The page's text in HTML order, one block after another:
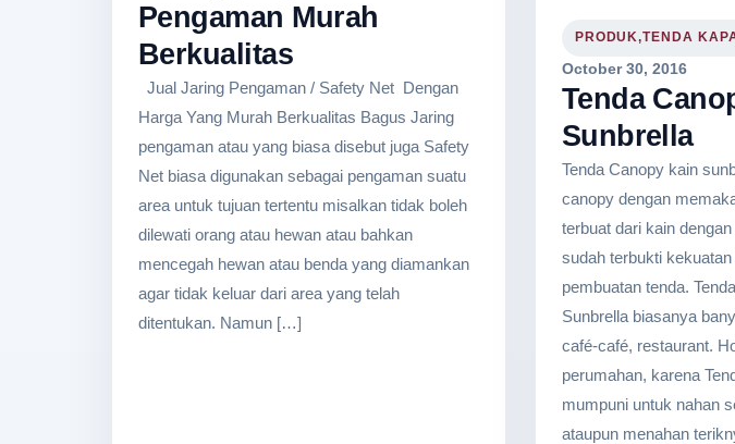
Pengaman Murah
Berkualitas
Jual Jaring Pengaman / Safety Net Dengan
Harga Yang Murah Berkualitas Bagus Jaring
pengaman atau yang biasa disebut juga Safety
Net biasa digunakan sebagai pengaman suatu
area untuk tujuan tertentu misalkan tidak boleh
dilewati orang atau hewan atau bahkan
mencegah hewan atau benda yang diamankan
agar tidak keluar dari area yang telah
ditentukan. Namun […]
PRODUK,TENDA
October 30, 2016
Tenda
Sunbrella
Tenda Canopy kain
canopy dengan
terbuat dari kain
sudah terbukti
pembuatan tenda.
Sunbrella biasanya
café-café, restaurant.
perumahan, karena
mumpuni untuk nahan
ataupun menahan